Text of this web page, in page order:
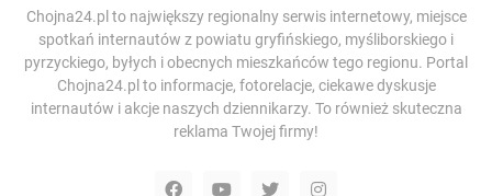
Chojna24.pl to największy regionalny serwis internetowy, miejsce
spotkań internautów z powiatu gryfińskiego, myśliborskiego i
pyrzyckiego, byłych i obecnych mieszkańców tego regionu. Portal
Chojna24.pl to informacje, fotorelacje, ciekawe dyskusje
internautów i akcje naszych dziennikarzy. To również skuteczna
reklama Twojej firmy!